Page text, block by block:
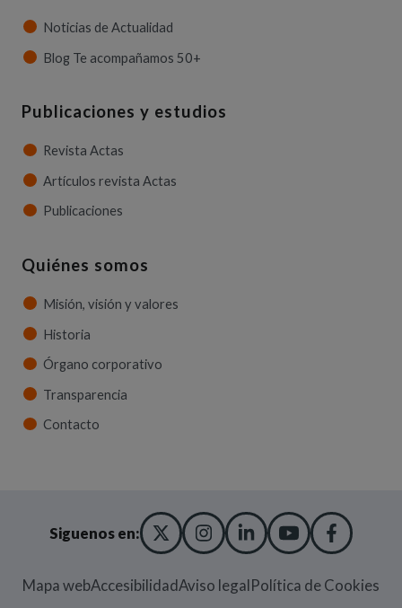
Noticias de Actualidad
Blog Te acompañamos 50+
Publicaciones y estudios
Revista Actas
Artículos revista Actas
Publicaciones
Quiénes somos
Misión, visión y valores
Historia
Órgano corporativo
Transparencia
Contacto
Siguenos en: X TWITTER
(ABRE EN NUEVA
INSTAGRAM
(ABRE EN NUEVA
LINKEDIN
(ABRE EN
YOUTUBE
(ABRE EN
Mapa webAccesibilidadAviso legalPolítica de Cookies